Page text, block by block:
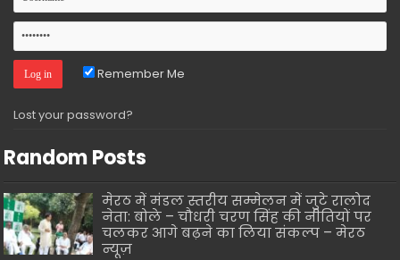
Remember Me
Lost your password?
Random Posts
मेरठ में मंडल स्तरीय सम्मेलन में जुटे रालोद
नेता: बोले – चौधरी चरण सिंह की नीतियों पर
चलकर आगे बढ़ने का लिया संकल्प – मेरठ
न्यूज़